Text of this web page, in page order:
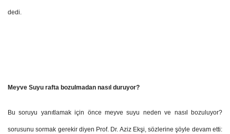
dedi.
Meyve Suyu rafta bozulmadan nasıl duruyor?
Bu soruyu yanıtlamak için önce meyve suyu neden ve nasıl bozuluyor?
sorusunu sormak gerekir diyen Prof. Dr. Aziz Ekşi, sözlerine şöyle devam etti: